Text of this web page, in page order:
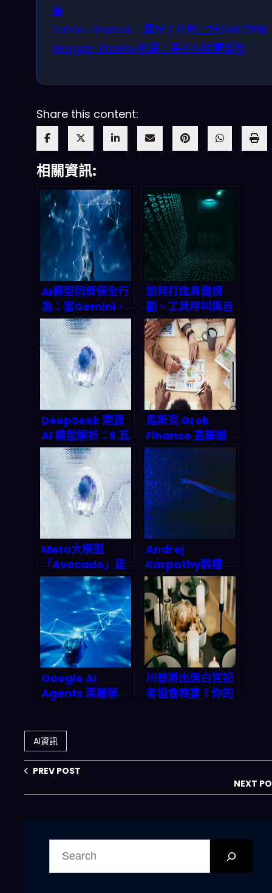
薦
Yahoo Finance：摩根士丹利上調SMIC評級
Morgan Stanley官網：美中AI競賽報告
Share this content:
相關資訊:
AI模型同儕保全行
為：當Gemini、
GPT開始互相護航
的深層危機與
2026年應對指南
如何打造具備規
劃、工具呼叫與自
我批判能力的進階
Agentic AI 系
統？2026 終極實
戰指南
DeepSeek 開源
AI 模型解析：6 瓦
功耗挑戰 GPT-
4，中小企業 AI 部
署成本恐崩跌 96%
馬斯克 Grok
Finance 直擊銀
行貸款業！AI語言
模型結合強化學
習，如何在2027
年重塑金融風險模
型與自動交易？
Meta大模型
「Avocado」延
期內幕：2026 AI
軍備竞赛的關鍵轉
折點
Andrej
Karpathy跳槽
Anthropic：AI安
全陣營拿下最強大
腦，矽谷人才爭奪
戰殺出一條血路
Google AI
Agents 深層解
變，2026年智能
代理市場誰能為
王？
川普將出席白宮記
者協會晚宴！你的
AI資訊
PREV POST
NEXT